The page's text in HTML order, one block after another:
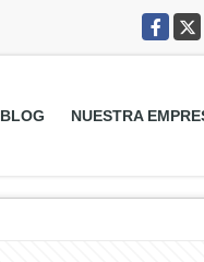
Facebook
X
BLOG NUESTRA